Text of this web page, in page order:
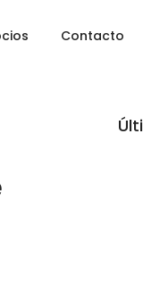
Contacto